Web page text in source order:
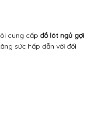
cung cấp đồ lót ngủ gợi
sức hấp dẫn với đối